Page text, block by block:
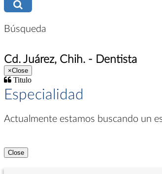
Búsqueda
Cd. Juárez, Chih. - Dentista
×Close
Titulo
Especialidad
Actualmente estamos buscando un
Close